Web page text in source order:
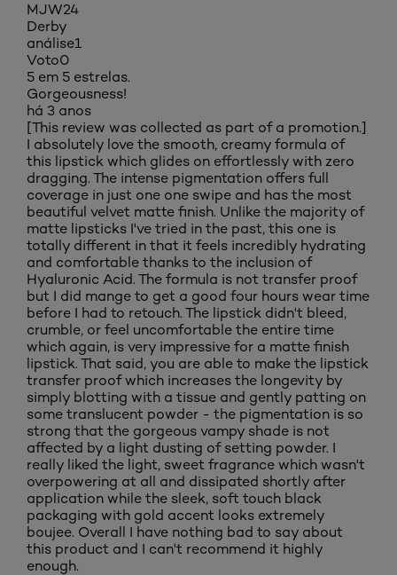
MJW24
Derby
análise1
Voto0
5 em 5 estrelas.
Gorgeousness!
há 3 anos
[This review was collected as part of a promotion.]
I absolutely love the smooth, creamy formula of
this lipstick which glides on effortlessly with zero
dragging. The intense pigmentation offers full
coverage in just one one swipe and has the most
beautiful velvet matte finish. Unlike the majority of
matte lipsticks I've tried in the past, this one is
totally different in that it feels incredibly hydrating
and comfortable thanks to the inclusion of
Hyaluronic Acid. The formula is not transfer proof
but I did mange to get a good four hours wear time
before I had to retouch. The lipstick didn't bleed,
crumble, or feel uncomfortable the entire time
which again, is very impressive for a matte finish
lipstick. That said, you are able to make the lipstick
transfer proof which increases the longevity by
simply blotting with a tissue and gently patting on
some translucent powder - the pigmentation is so
strong that the gorgeous vampy shade is not
affected by a light dusting of setting powder. I
really liked the light, sweet fragrance which wasn't
overpowering at all and dissipated shortly after
application while the sleek, soft touch black
packaging with gold accent looks extremely
boujee. Overall I have nothing bad to say about
this product and I can't recommend it highly
enough.